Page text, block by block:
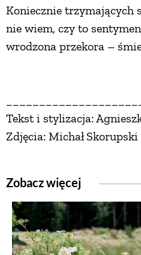
Koniecznie trzymających
nie wiem, czy to
wrodzona przekora –
Tekst i stylizacja:
Zdjęcia: Michał Skorupski
Zobacz więcej